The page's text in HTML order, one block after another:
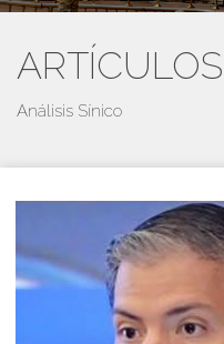
ARTÍCULOS
Análisis Sínico